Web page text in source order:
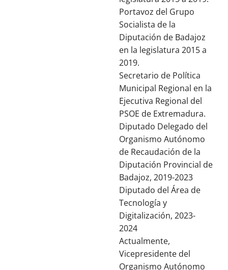
Portavoz del Grupo
Socialista de la
Diputación de Badajoz
en la legislatura 2015 a
2019.
Secretario de Política
Municipal Regional en la
Ejecutiva Regional del
PSOE de Extremadura.
Diputado Delegado del
Organismo Autónomo
de Recaudación de la
Diputación Provincial de
Badajoz, 2019-2023
Diputado del Área de
Tecnología y
Digitalización, 2023-
2024
Actualmente,
Vicepresidente del
Organismo Autónomo